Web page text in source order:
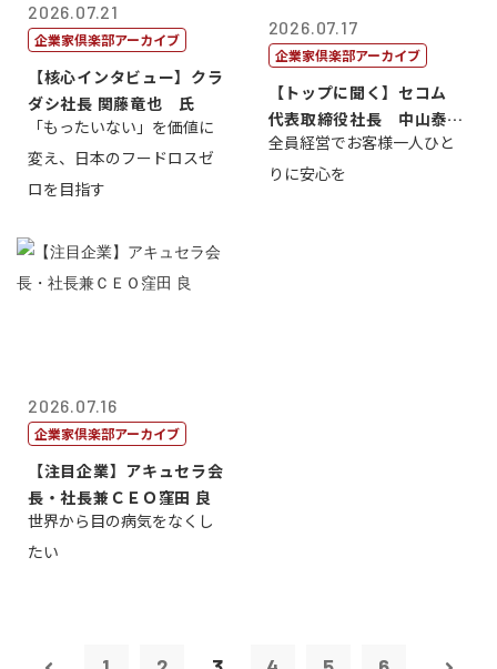
2026.07.21
企業家倶楽部アーカイブ
【核心インタビュー】クラ
ダシ社長 関藤竜也 氏
「もったいない」を価値に
変え、日本のフードロスゼ
ロを目指す
2026.07.17
企業家倶楽部アーカイブ
【トップに聞く】セコム
代表取締役社長 中山泰
男
全員経営でお客様一人ひと
りに安心を
2026.07.16
企業家倶楽部アーカイブ
【注目企業】アキュセラ会
長・社長兼ＣＥＯ窪田 良
世界から目の病気をなくし
たい